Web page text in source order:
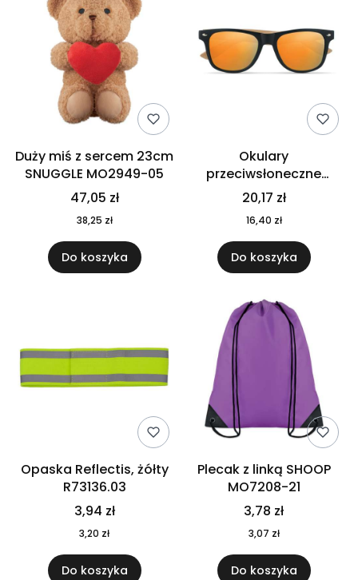
Duży miś z sercem 23cm
SNUGGLE MO2949-05
47,05 zł
38,25 zł
Do koszyka
Okulary
przeciwsłoneczne
CALIFORNIA TOUCH
MO9617-10
20,17 zł
16,40 zł
Do koszyka
Opaska Reflectis, żółty
R73136.03
3,94 zł
3,20 zł
Do koszyka
Plecak z linką SHOOP
MO7208-21
3,78 zł
3,07 zł
Do koszyka